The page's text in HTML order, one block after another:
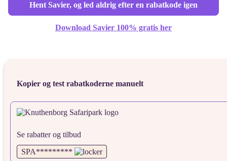
Hent Savier, og led aldrig efter en rabatkode igen
Download Savier 100% gratis her
Kopier og test rabatkoderne manuelt
Se rabatter og tilbud
SPA*********